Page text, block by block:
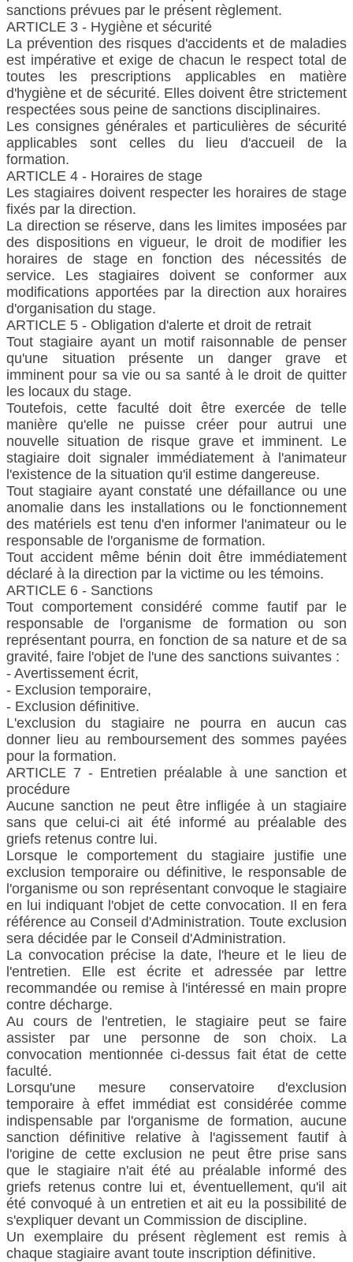
sanctions prévues par le présent règlement.
ARTICLE 3 - Hygiène et sécurité
La prévention des risques d'accidents et de maladies
est impérative et exige de chacun le respect total de
toutes les prescriptions applicables en matière
d'hygiène et de sécurité. Elles doivent être strictement
respectées sous peine de sanctions disciplinaires.
Les consignes générales et particulières de sécurité
applicables sont celles du lieu d'accueil de la
formation.
ARTICLE 4 - Horaires de stage
Les stagiaires doivent respecter les horaires de stage
fixés par la direction.
La direction se réserve, dans les limites imposées par
des dispositions en vigueur, le droit de modifier les
horaires de stage en fonction des nécessités de
service. Les stagiaires doivent se conformer aux
modifications apportées par la direction aux horaires
d'organisation du stage.
ARTICLE 5 - Obligation d'alerte et droit de retrait
Tout stagiaire ayant un motif raisonnable de penser
qu'une situation présente un danger grave et
imminent pour sa vie ou sa santé à le droit de quitter
les locaux du stage.
Toutefois, cette faculté doit être exercée de telle
manière qu'elle ne puisse créer pour autrui une
nouvelle situation de risque grave et imminent. Le
stagiaire doit signaler immédiatement à l'animateur
l'existence de la situation qu'il estime dangereuse.
Tout stagiaire ayant constaté une défaillance ou une
anomalie dans les installations ou le fonctionnement
des matériels est tenu d'en informer l'animateur ou le
responsable de l'organisme de formation.
Tout accident même bénin doit être immédiatement
déclaré à la direction par la victime ou les témoins.
ARTICLE 6 - Sanctions
Tout comportement considéré comme fautif par le
responsable de l'organisme de formation ou son
représentant pourra, en fonction de sa nature et de sa
gravité, faire l'objet de l'une des sanctions suivantes :
- Avertissement écrit,
- Exclusion temporaire,
- Exclusion définitive.
L'exclusion du stagiaire ne pourra en aucun cas
donner lieu au remboursement des sommes payées
pour la formation.
ARTICLE 7 - Entretien préalable à une sanction et
procédure
Aucune sanction ne peut être infligée à un stagiaire
sans que celui-ci ait été informé au préalable des
griefs retenus contre lui.
Lorsque le comportement du stagiaire justifie une
exclusion temporaire ou définitive, le responsable de
l'organisme ou son représentant convoque le stagiaire
en lui indiquant l'objet de cette convocation. Il en fera
référence au Conseil d'Administration. Toute exclusion
sera décidée par le Conseil d'Administration.
La convocation précise la date, l'heure et le lieu de
l'entretien. Elle est écrite et adressée par lettre
recommandée ou remise à l'intéressé en main propre
contre décharge.
Au cours de l'entretien, le stagiaire peut se faire
assister par une personne de son choix. La
convocation mentionnée ci-dessus fait état de cette
faculté.
Lorsqu'une mesure conservatoire d'exclusion
temporaire à effet immédiat est considérée comme
indispensable par l'organisme de formation, aucune
sanction définitive relative à l'agissement fautif à
l'origine de cette exclusion ne peut être prise sans
que le stagiaire n'ait été au préalable informé des
griefs retenus contre lui et, éventuellement, qu'il ait
été convoqué à un entretien et ait eu la possibilité de
s'expliquer devant un Commission de discipline.
Un exemplaire du présent règlement est remis à
chaque stagiaire avant toute inscription définitive.